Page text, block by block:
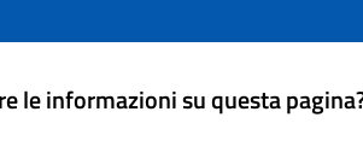
le informazioni su questa